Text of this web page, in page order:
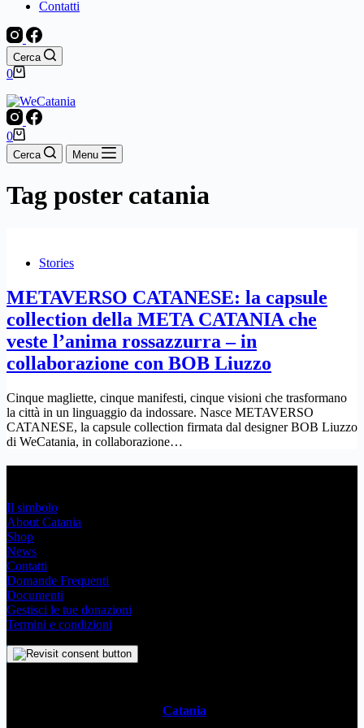
Contatti
Cerca
Carrello
0
Carrello
0
Cerca Menu
Tag poster catania
Stories
METAVERSO CATANESE: la capsule
collection della META CATANIA che
veste l’anima rossazzurra – in
collaborazione con BOB Liuzzo
Cinque magliette, cinque manifesti, cinque visioni che trasformano
la città in un linguaggio da indossare. Nasce METAVERSO
CATANESE, la capsule collection firmata dal designer BOB Liuzzo
di WeCatania, in collaborazione…
Il simbolo
About Catania
Shop
News
Contatti
Domande Frequenti
Documenti
Gestisci le tue donazioni
Termini e condizioni
Catania